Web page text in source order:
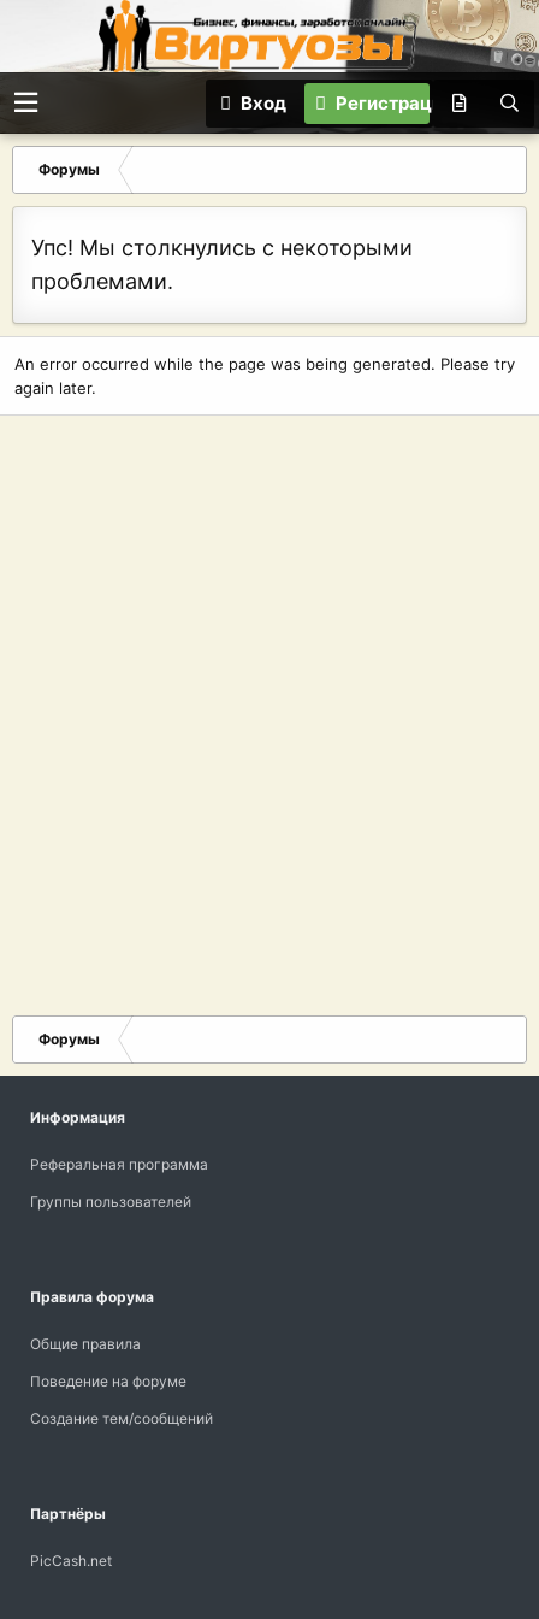
Вход Регистрация
Форумы
Упс! Мы столкнулись с некоторыми
проблемами.
An error occurred while the page was being generated. Please try
again later.
Форумы
Информация
Реферальная программа
Группы пользователей
Правила форума
Общие правила
Поведение на форуме
Создание тем/сообщений
Партнёры
PicCash.net